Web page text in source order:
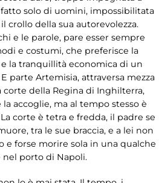
solo di uomini, impossibilitata
crollo della sua autorevolezza.
e le parole, pare esser sempre
e costumi, che preferisce la
la tranquillità economica di un
parte Artemisia, attraversa mezza
della Regina di Inghilterra,
accoglie, ma al tempo stesso è
corte è tetra e fredda, il padre se
tra le sue braccia, e a lei non
e forse morire sola in una qualche
nel porto di Napoli.